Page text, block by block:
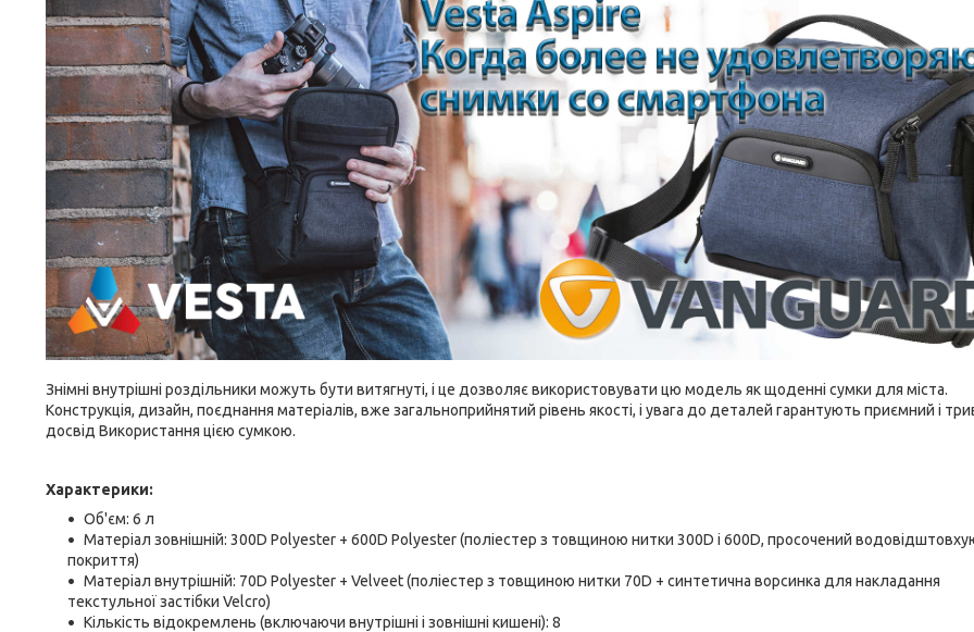
Знімні внутрішні роздільники можуть бути витягнуті, і це дозволяє використовувати цю модель як щоденні сумки для міста.
Конструкція, дизайн, поєднання матеріалів, вже загальноприйнятий рівень якості, і увага до деталей гарантують приємний і
досвід Використання цією сумкою.
Характерики:
Об'єм: 6 л
Матеріал зовнішній: 300D Polyester + 600D Polyester (поліестер з товщиною нитки 300D і 600D, просочений
покриття)
Матеріал внутрішній: 70D Polyester + Velveet (поліестер з товщиною нитки 70D + синтетична ворсинка для накладання
текстульної застібки Velcro)
Кількість відокремлень (включаючи внутрішні і зовнішні кишені): 8